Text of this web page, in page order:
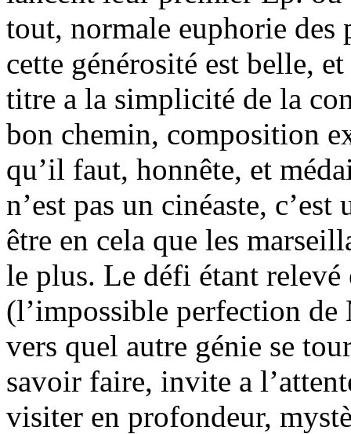
tout, normale euphorie des
cette générosité est belle,
titre a la simplicité de la
bon chemin, composition
qu’il faut, honnête, et
n’est pas un cinéaste,
être en cela que les
le plus. Le défi étant relevé
(l’impossible perfection
vers quel autre génie se
savoir faire, invite a
visiter en profondeur,